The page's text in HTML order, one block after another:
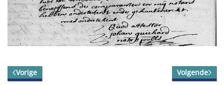
Vorige Volgende